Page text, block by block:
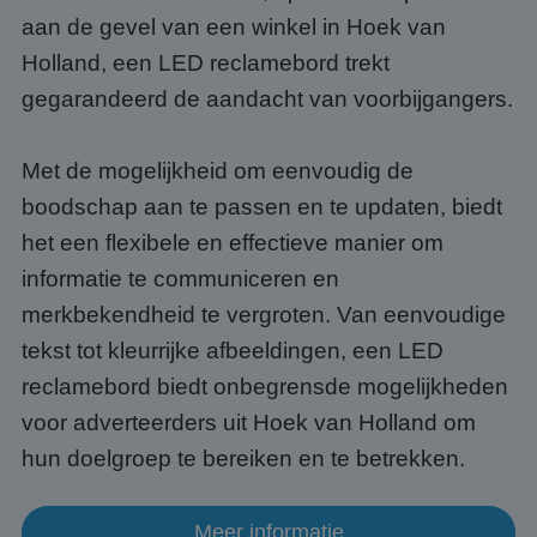
aan de gevel van een winkel in Hoek van
Holland, een LED reclamebord trekt
gegarandeerd de aandacht van voorbijgangers.
Met de mogelijkheid om eenvoudig de
boodschap aan te passen en te updaten, biedt
het een flexibele en effectieve manier om
informatie te communiceren en
merkbekendheid te vergroten. Van eenvoudige
tekst tot kleurrijke afbeeldingen, een LED
reclamebord biedt onbegrensde mogelijkheden
voor adverteerders uit Hoek van Holland om
hun doelgroep te bereiken en te betrekken.
Meer informatie
voor
een
CookieScriptConsent
CookieScript
4 weken 2
om
Google Privacy Policy